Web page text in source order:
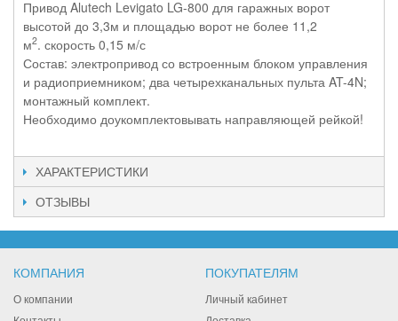
Привод Alutech Levigato LG-800 для гаражных ворот
высотой до 3,3м и площадью ворот не более 11,2
м2. скорость 0,15 м/с
Состав: электропривод со встроенным блоком управления
и радиоприемником; два четырехканальных пульта AT-4N;
монтажный комплект.
Необходимо доукомплектовывать направляющей рейкой!
ХАРАКТЕРИСТИКИ
ОТЗЫВЫ
КОМПАНИЯ
О компании
ПОКУПАТЕЛЯМ
Личный кабинет